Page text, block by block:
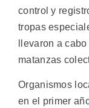
control y
tropas
llevaron a
matanzas
Organismos
en el primer